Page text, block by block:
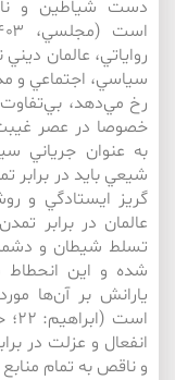
دست شياطين و
رواياتي، عالمان
سياسي، اجتماعي و
رخ مي‌دهد، بي‌تفاوت
خصوصا در عصر
به عنوان جرياني
شيعي بايد در
گريز ايستادگي و
عالمان در برابر
تسلط شيطان و
شده و اين
يارانش بر آن‌‌ها
انفعال و عزلت در
و ناقص به تمام